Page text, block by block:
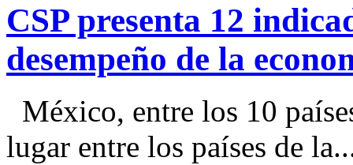
CSP presenta 12
desempeño de la
México, entre los 10
lugar entre los países de